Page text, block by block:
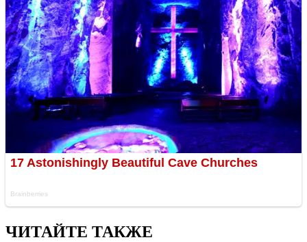
ЧИТАЙТЕ ТАКЖЕ